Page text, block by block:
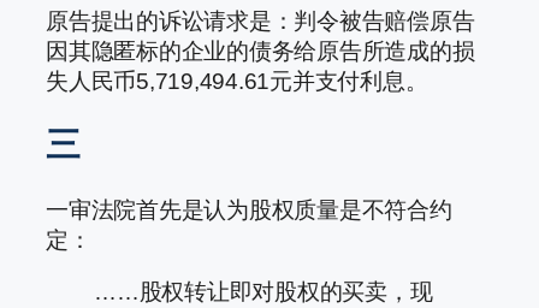
原告提出的诉讼请求是：判令被告赔偿原告
因其隐匿标的企业的债务给原告所造成的损
失人民币5,719,494.61元并支付利息。
三
一审法院首先是认为股权质量是不符合约
定：
……股权转让即对股权的买卖，现